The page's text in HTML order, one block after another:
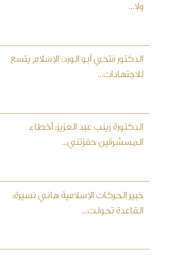
ولا...
الدكتور فتحي أبو الورد: الإسلام يتسع
للاجتهادات...
الدكتورة زينب عبد العزيز: أخطاء
المسشرقين حفزتني...
خبير الحركات الإسلامية هاني نسيرة:
القاعدة تحولت...